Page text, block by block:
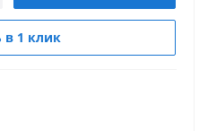
в 1 клик